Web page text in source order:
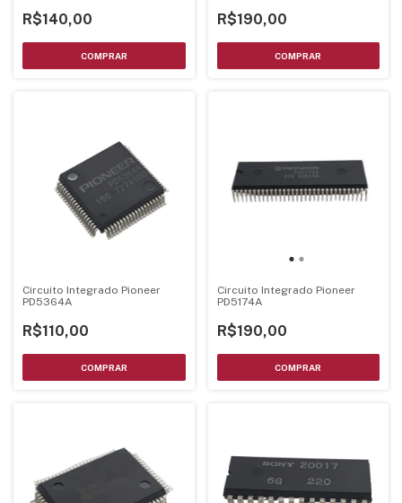
R$140,00 R$190,00
Circuito Integrado Pioneer
PD5364A
R$110,00
Circuito Integrado Pioneer
PD5174A
R$190,00